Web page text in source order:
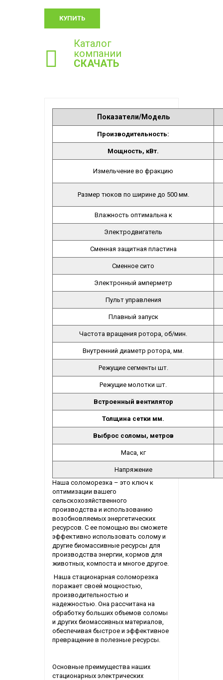
КУПИТЬ
Каталог
компании
СКАЧАТЬ
Показатели/Модель
Производительность:
Мощность, кВт.
Измельчение во фракцию
Размер тюков по ширине до 500 мм.
Влажность оптимальна к
Электродвигатель
Сменная защитная пластина
Сменное сито
Электронный амперметр
Пульт управления
Плавный запуск
Частота вращения ротора, об/мин.
Внутренний диаметр ротора, мм.
Режущие сегменты шт.
Режущие молотки шт.
Встроенный вентилятор
Толщина сетки мм.
Выброс соломы, метров
Маса, кг
Напряжение
Наша соломорезка – это ключ к
оптимизации вашего
сельскохозяйственного
производства и использованию
возобновляемых энергетических
ресурсов. С ее помощью вы сможете
эффективно использовать солому и
другие биомассивные ресурсы для
производства энергии, кормов для
животных, компоста и многое другое.
Наша стационарная соломорезка
поражает своей мощностью,
производительностью и
надежностью. Она рассчитана на
обработку больших объемов соломы
и других биомассивных материалов,
обеспечивая быстрое и эффективное
превращение в полезные ресурсы.
Основные преимущества наших
стационарных электрических